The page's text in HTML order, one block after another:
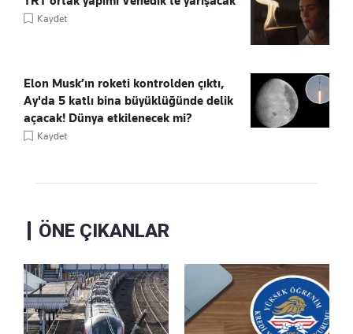
Kaydet
Elon Musk’ın roketi kontrolden çıktı,
Ay'da 5 katlı bina büyüklüğünde delik
açacak! Dünya etkilenecek mi?
Kaydet
ÖNE ÇIKANLAR